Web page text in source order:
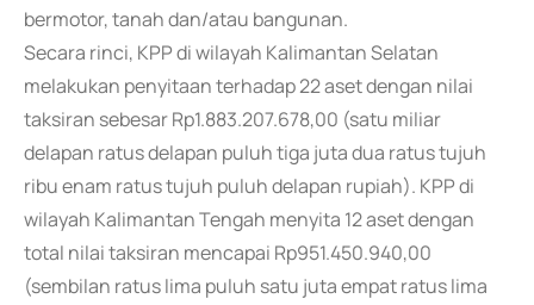
bermotor, tanah dan/atau bangunan.
Secara rinci, KPP di wilayah Kalimantan Selatan
melakukan penyitaan terhadap 22 aset dengan nilai
taksiran sebesar Rp1.883.207.678,00 (satu miliar
delapan ratus delapan puluh tiga juta dua ratus tujuh
ribu enam ratus tujuh puluh delapan rupiah). KPP di
wilayah Kalimantan Tengah menyita 12 aset dengan
total nilai taksiran mencapai Rp951.450.940,00
(sembilan ratus lima puluh satu juta empat ratus lima